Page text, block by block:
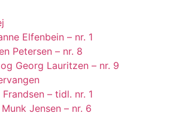
Elfenbein – nr. 1
Petersen – nr. 8
Georg Lauritzen – nr. 9
– tidl. nr. 1
Jensen – nr. 6